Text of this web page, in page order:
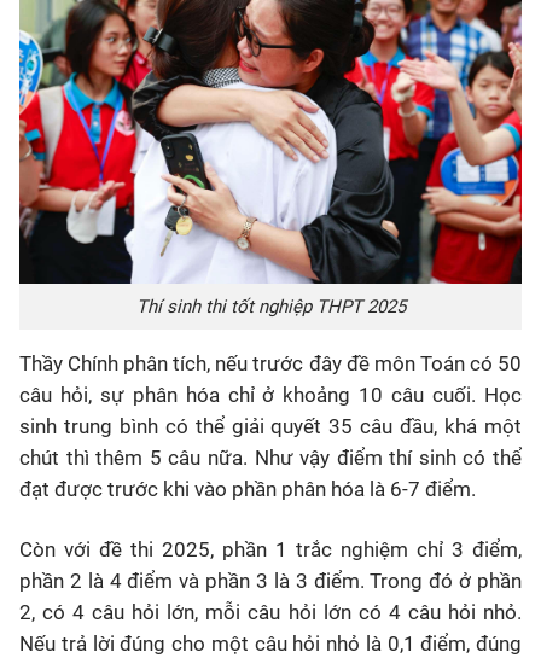
Thí sinh thi tốt nghiệp THPT 2025
Thầy Chính phân tích, nếu trước đây đề môn Toán có 50
câu hỏi, sự phân hóa chỉ ở khoảng 10 câu cuối. Học
sinh trung bình có thể giải quyết 35 câu đầu, khá một
chút thì thêm 5 câu nữa. Như vậy điểm thí sinh có thể
đạt được trước khi vào phần phân hóa là 6-7 điểm.
Còn với đề thi 2025, phần 1 trắc nghiệm chỉ 3 điểm,
phần 2 là 4 điểm và phần 3 là 3 điểm. Trong đó ở phần
2, có 4 câu hỏi lớn, mỗi câu hỏi lớn có 4 câu hỏi nhỏ.
Nếu trả lời đúng cho một câu hỏi nhỏ là 0,1 điểm, đúng